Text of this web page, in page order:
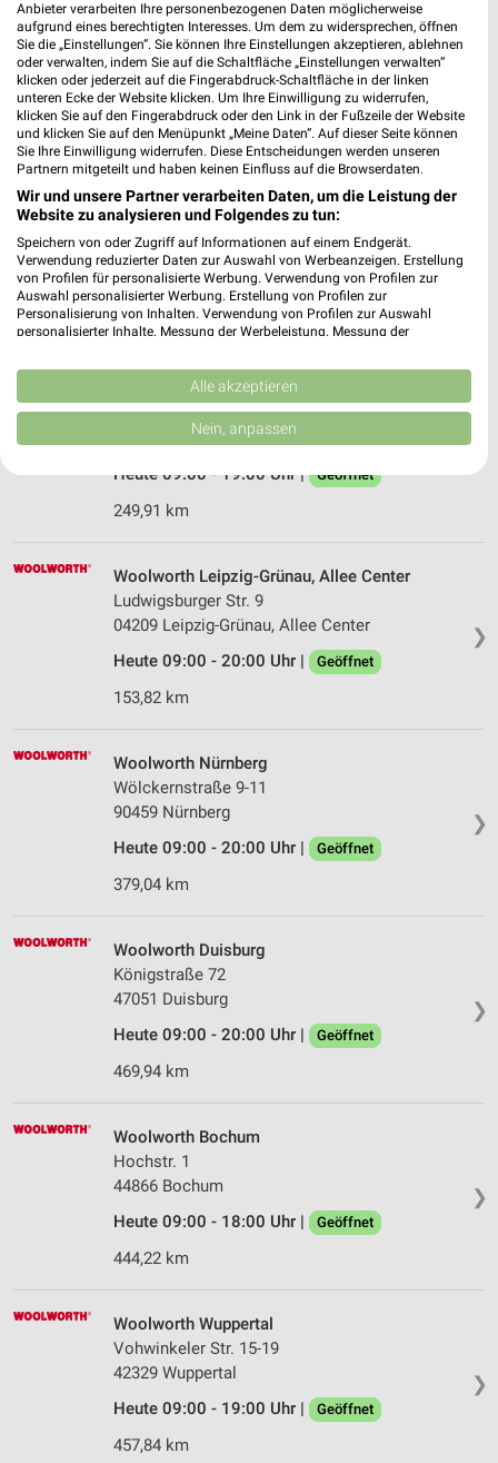
Woolworth Essen
Altenessener Straße 399
45326 Essen
Heute 09:00 - 20:00 Uhr | Geöffnet
452,24 km
Woolworth Bremen
Berliner Freiheit 9A
28327 Bremen
Heute 08:30 - 20:00 Uhr | Geöffnet
309,57 km
❯
Woolworth Hannover
Engelbosteler Damm 51-53
30167 Hannover
Heute 09:00 - 19:00 Uhr | Geöffnet
249,91 km
❯
Woolworth Leipzig-Grünau, Allee Center
Ludwigsburger Str. 9
04209 Leipzig-Grünau, Allee Center
Heute 09:00 - 20:00 Uhr |
Geöffnet
153,82 km
❯
Woolworth Nürnberg
Wölckernstraße 9-11
90459 Nürnberg
Heute 09:00 - 20:00 Uhr |
Geöffnet
379,04 km
❯
Woolworth Duisburg
Königstraße 72
47051 Duisburg
Heute 09:00 - 20:00 Uhr |
Geöffnet
469,94 km
❯
Woolworth Bochum
Hochstr. 1
44866 Bochum
Heute 09:00 - 18:00 Uhr |
Geöffnet
444,22 km
❯
Woolworth Wuppertal
Vohwinkeler Str. 15-19
42329 Wuppertal
Heute 09:00 - 19:00 Uhr |
Geöffnet
457,84 km
Anbieter verarbeiten Ihre personenbezogenen Daten möglicherweise
aufgrund eines berechtigten Interesses. Um dem zu widersprechen, öffnen
Sie die „Einstellungen“. Sie können Ihre Einstellungen akzeptieren, ablehnen
oder verwalten, indem Sie auf die Schaltfläche „Einstellungen verwalten“
klicken oder jederzeit auf die Fingerabdruck-Schaltfläche in der linken
unteren Ecke der Website klicken. Um Ihre Einwilligung zu widerrufen,
klicken Sie auf den Fingerabdruck oder den Link in der Fußzeile der Website
und klicken Sie auf den Menüpunkt „Meine Daten“. Auf dieser Seite können
Sie Ihre Einwilligung widerrufen. Diese Entscheidungen werden unseren
Partnern mitgeteilt und haben keinen Einfluss auf die Browserdaten.
Wir und unsere Partner verarbeiten Daten, um die Leistung der
Website zu analysieren und Folgendes zu tun:
Speichern von oder Zugriff auf Informationen auf einem Endgerät.
Verwendung reduzierter Daten zur Auswahl von Werbeanzeigen. Erstellung
von Profilen für personalisierte Werbung. Verwendung von Profilen zur
Auswahl personalisierter Werbung. Erstellung von Profilen zur
Personalisierung von Inhalten. Verwendung von Profilen zur Auswahl
personalisierter Inhalte. Messung der Werbeleistung. Messung der
Kombinationen von Daten aus verschiedenen Quellen. Entwicklung und
Verbesserung der Angebote. Verwendung reduzierter Daten zur Auswahl
von Inhalten.
Daten können außerhalb der Europäischen Union weitergegeben und in die
USA gesendet werden.
Website/App.
Partnerliste anzeigen (1 IAB-Anbieter)
IAB-Verarbeitungszwecke:
Speichern von oder Zugriff auf Informationen
auf einem Endgerät
Verwendung reduzierter Daten zur Auswahl von
Werbung
Verwendung von Profilen zur Auswahl
personalisierter Werbung
Erstellung von Profilen zur Personalisierung
von Inhalten
personalisierter Inhalte
Messung der Werbeleistung
Messung der Performance von Inhalten
Analyse von Zielgruppen durch Statistiken oder
Entwicklung und Verbesserung der Angebote
Verwendung reduzierter Daten zur Auswahl von
IAB-Besonderheiten:
Geräte anhand von aktiv angeforderten
Informationen identifizieren
Nicht-IAB-Verarbeitungszwecke:
Alle akzeptieren
Nein, anpassen